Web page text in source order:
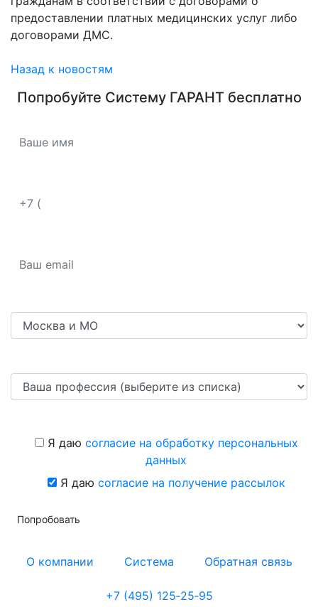
предоставлении платных медицинских услуг либо
договорами ДМС.
Назад к новостям
Попробуйте Систему ГАРАНТбесплатно
Я даю согласие на обработку персональных
данных
Я даю согласие на получение рассылок
Попробовать
О компании Система Обратная связь
+7 (495) 125‑25‑95